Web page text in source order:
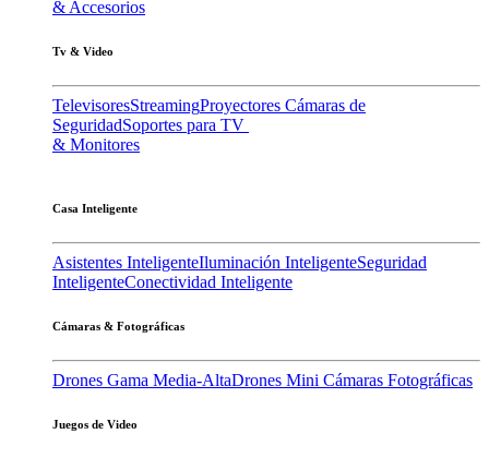
& Accesorios
Tv & Video
TelevisoresStreamingProyectores Cámaras de
SeguridadSoportes para TV
& Monitores
Casa Inteligente
Asistentes InteligenteIluminación InteligenteSeguridad
InteligenteConectividad Inteligente
Cámaras & Fotográficas
Drones Gama Media-AltaDrones Mini Cámaras Fotográficas
Juegos de Video